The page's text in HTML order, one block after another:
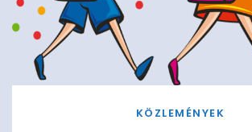
KÖZLEMÉNYEK